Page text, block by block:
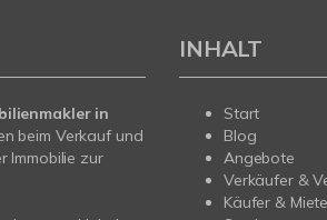
in
beim Verkauf und
Immobilie zur
INHALT
Start
Blog
Angebote
Verkäufer &
Käufer &